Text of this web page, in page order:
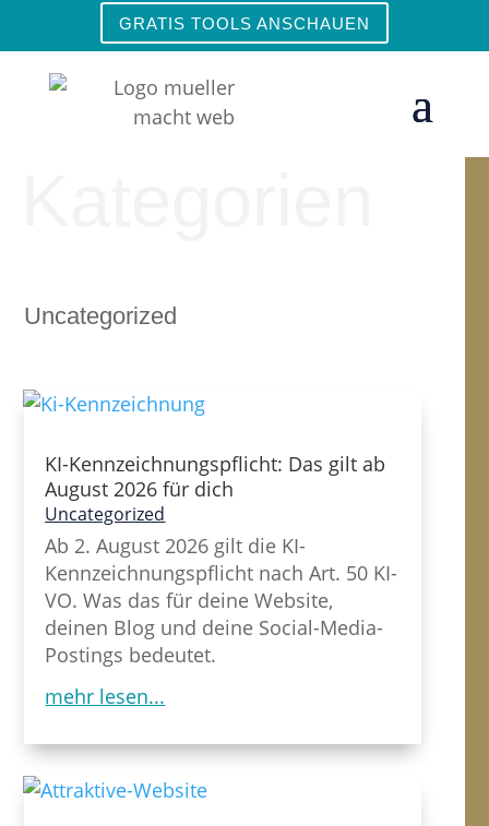
GRATIS TOOLS ANSCHAUEN
Uncategorized
KI-Kennzeichnungspflicht: Das gilt ab
August 2026 für dich
Uncategorized
Ab 2. August 2026 gilt die KI-
Kennzeichnungspflicht nach Art. 50 KI-
VO. Was das für deine Website,
deinen Blog und deine Social-Media-
Postings bedeutet.
mehr lesen...